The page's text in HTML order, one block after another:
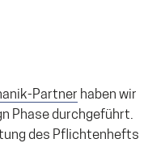
Partner haben wir
Phase durchgeführt.
des Pflichtenhefts